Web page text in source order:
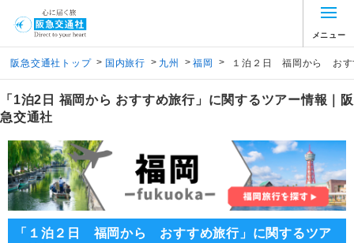
メニュー
阪急交通社トップ > 国内旅行 > 九州 > 福岡 > １泊２日 福岡から おす
「1泊2日 福岡から おすすめ旅行」に関するツアー情報｜阪
急交通社
「１泊２日 福岡から おすすめ旅行」に関するツア